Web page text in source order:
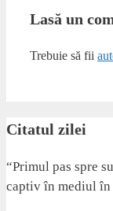
Lasă un
Trebuie să fii
Citatul zilei
“Primul pas spre
captiv în mediul în